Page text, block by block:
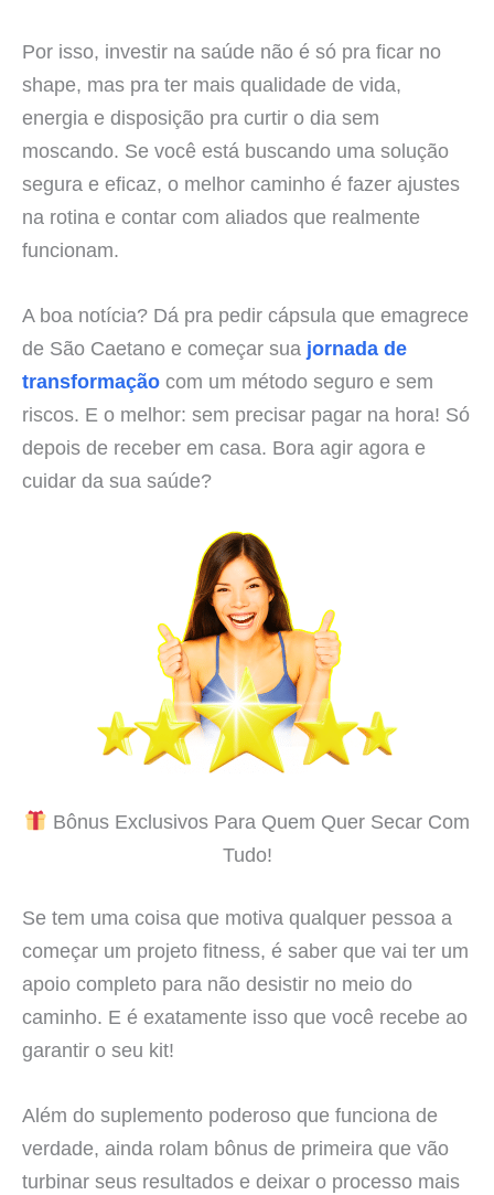
Por isso, investir na saúde não é só pra ficar no
shape, mas pra ter mais qualidade de vida,
energia e disposição pra curtir o dia sem
moscando. Se você está buscando uma solução
segura e eficaz, o melhor caminho é fazer ajustes
na rotina e contar com aliados que realmente
funcionam.
A boa notícia? Dá pra pedir cápsula que emagrece
de São Caetano e começar sua jornada de
transformação com um método seguro e sem
riscos. E o melhor: sem precisar pagar na hora! Só
depois de receber em casa. Bora agir agora e
cuidar da sua saúde?
Bônus Exclusivos Para Quem Quer Secar Com
Tudo!
Se tem uma coisa que motiva qualquer pessoa a
começar um projeto fitness, é saber que vai ter um
apoio completo para não desistir no meio do
caminho. E é exatamente isso que você recebe ao
garantir o seu kit!
Além do suplemento poderoso que funciona de
verdade, ainda rolam bônus de primeira que vão
turbinar seus resultados e deixar o processo mais